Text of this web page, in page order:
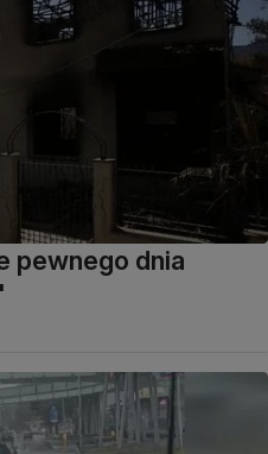
pewnego dnia